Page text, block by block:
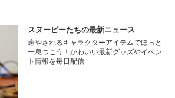
スヌーピーたちの最新ニュース
癒やされるキャラクターアイテムでほっと
一息つこう！かわいい最新グッズやイベン
ト情報を毎日配信